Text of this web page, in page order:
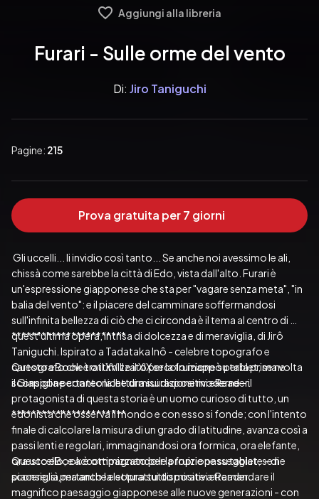
Aggiungi alla libreria
Furari - Sulle orme del vento
Di: Jiro Taniguchi
Pagine: 215
Prova gratuita per 7 giorni
Gli uccelli... li invidio così tanto... Se anche noi avessimo le ali,
chissà come sarebbe la città di Edo, vista dall'alto. Furari è
un'espressione giapponese che sta per "vagare senza meta", "in
balia del vento": e il piacere del camminare soffermandosi
sull'infinita bellezza di ciò che ci circonda è il tema al centro di
quest'ultima opera, intrisa di dolcezza e di meraviglia, di Jirô
Taniguchi. Ispirato a Tadataka Inô - celebre topografo e
cartografo che tra il XVIII e il XIX secolo mappò per la prima volta
il Giappone con tecniche di misurazione moderne - il
protagonista di questa storia è un uomo curioso di tutto, un
edonista che osserva il mondo e con esso si fonde; con l'intento
finale di calcolare la misura di un grado di latitudine, avanza così a
passi lenti e regolari, immaginandosi ora formica, ora elefante,
ora uccello, e accompagnando le proprie passeggiate - di
piacere, sì, ma anche e soprattutto mirate a tramandare il
magnifico paesaggio giapponese alle nuove generazioni - con
***********************
Questo eBook è ottimizzato per la fruizione su tablet; se ne
sconsiglia pertanto la lettura sui dispositivi eReader.
***********************
Questo eBook è ottimizzato per la fruizione su tablet; se ne